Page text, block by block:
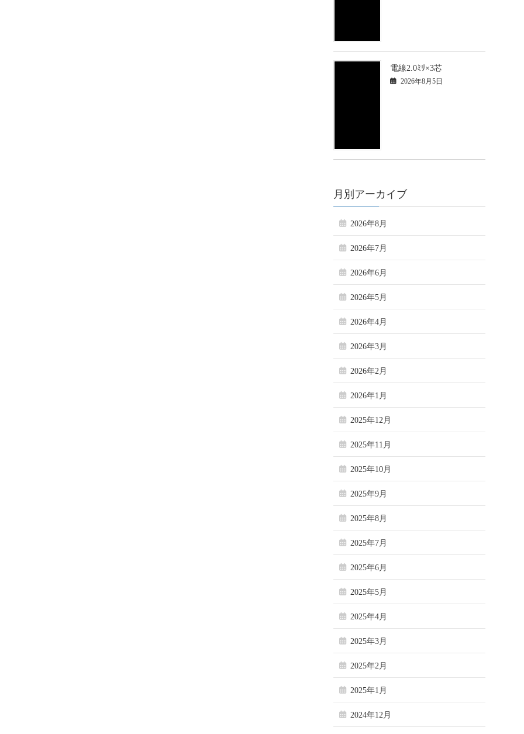
電線2.0ﾐﾘ×3芯
2026年8月5日
月別アーカイブ
2026年8月
2026年7月
2026年6月
2026年5月
2026年4月
2026年3月
2026年2月
2026年1月
2025年12月
2025年11月
2025年10月
2025年9月
2025年8月
2025年7月
2025年6月
2025年5月
2025年4月
2025年3月
2025年2月
2025年1月
2024年12月